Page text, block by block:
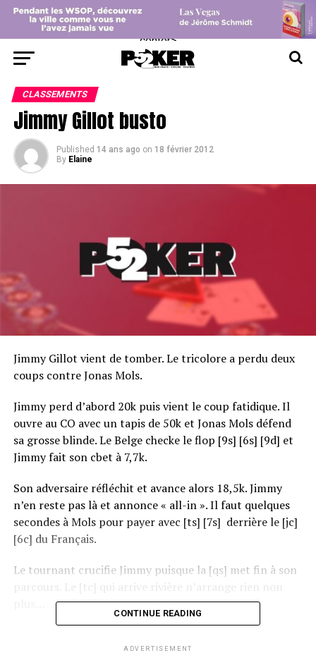
center>
CLASSEMENTS
Jimmy Gillot busto
Published 14 ans ago on 18 février 2012
By Elaine
Jimmy Gillot vient de tomber. Le tricolore a perdu deux
coups contre Jonas Mols.
Jimmy perd d’abord 20k puis vient le coup fatidique. Il
ouvre au CO avec un tapis de 50k et Jonas Mols défend
sa grosse blinde. Le Belge checke le flop [9s] [6s] [9d] et
Jimmy fait son cbet à 7,7k.
Son adversaire réfléchit et avance alors 18,5k. Jimmy
n’en reste pas là et annonce « all-in ». Il faut quelques
secondes à Mols pour payer avec [ts] [7s] derrière le [jc]
[6c] du Français.
Le tournant crucifie Jimmy puisque la [qs] met fin à son
CONTINUE READING
ADVERTISEMENT